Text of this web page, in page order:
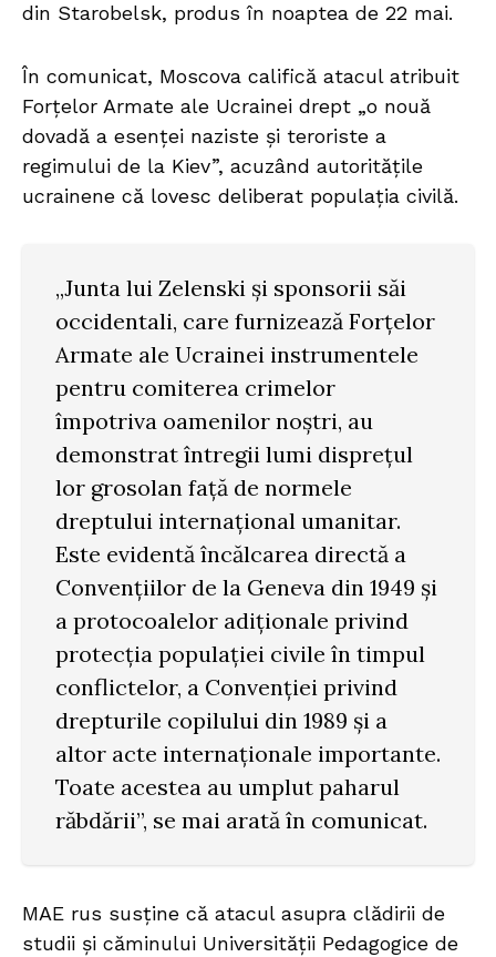
din Starobelsk, produs în noaptea de 22 mai.
În comunicat, Moscova califică atacul atribuit
Forțelor Armate ale Ucrainei drept „o nouă
dovadă a esenței naziste și teroriste a
regimului de la Kiev”, acuzând autoritățile
ucrainene că lovesc deliberat populația civilă.
„Junta lui Zelenski și sponsorii săi
occidentali, care furnizează Forțelor
Armate ale Ucrainei instrumentele
pentru comiterea crimelor
împotriva oamenilor noștri, au
demonstrat întregii lumi disprețul
lor grosolan față de normele
dreptului internațional umanitar.
Este evidentă încălcarea directă a
Convențiilor de la Geneva din 1949 și
a protocoalelor adiționale privind
protecția populației civile în timpul
conflictelor, a Convenției privind
drepturile copilului din 1989 și a
altor acte internaționale importante.
Toate acestea au umplut paharul
răbdării”, se mai arată în comunicat.
MAE rus susține că atacul asupra clădirii de
studii și căminului Universității Pedagogice de